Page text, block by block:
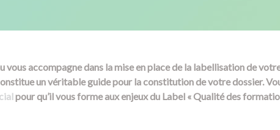
vous accompagne dans la mise en place de la labellisation de
un véritable guide pour la constitution de votre dossier.
pour qu’il vous forme aux enjeux du Label « Qualité des